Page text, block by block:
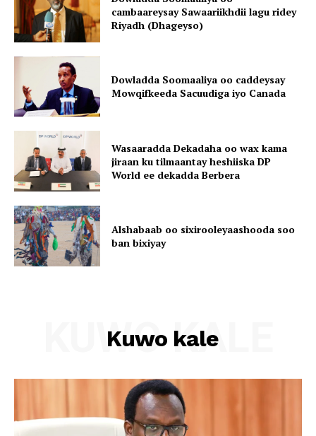
cambaareysay Sawaariikhdii lagu ridey
Riyadh (Dhageyso)
Dowladda Soomaaliya oo caddeysay
Mowqifkeeda Sacuudiga iyo Canada
Wasaaradda Dekadaha oo wax kama
jiraan ku tilmaantay heshiiska DP
World ee dekadda Berbera
Alshabaab oo sixirooleyaashooda soo
ban bixiyay
Kuwo kale
KUWO KALE